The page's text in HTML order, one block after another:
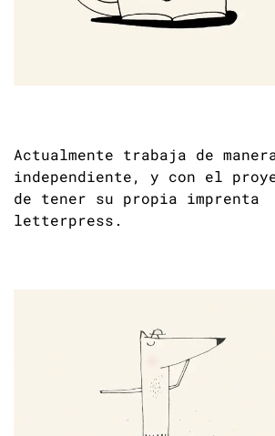
Actualmente trabaja de
independiente, y con el
de tener su propia imprenta
letterpress.